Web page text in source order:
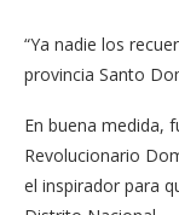
“Ya nadie los
provincia Santo
En buena medida,
Revolucionario
el inspirador para